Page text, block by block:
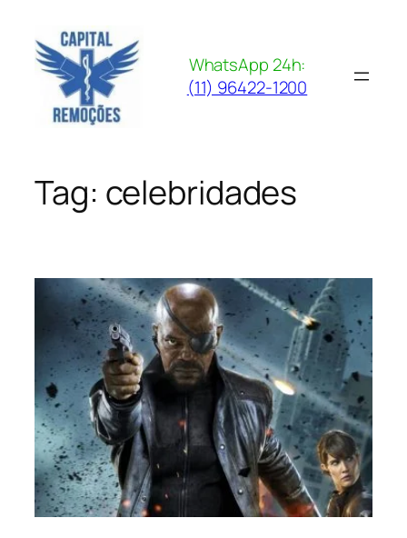
para
conteúdo
WhatsApp 24h:
(11) 96422-1200
Tag: celebridades